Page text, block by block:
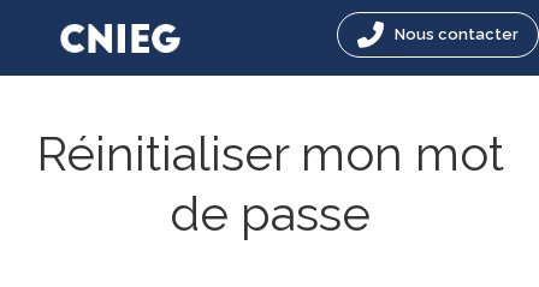
Nous contacter
Réinitialiser mon mot
de passe